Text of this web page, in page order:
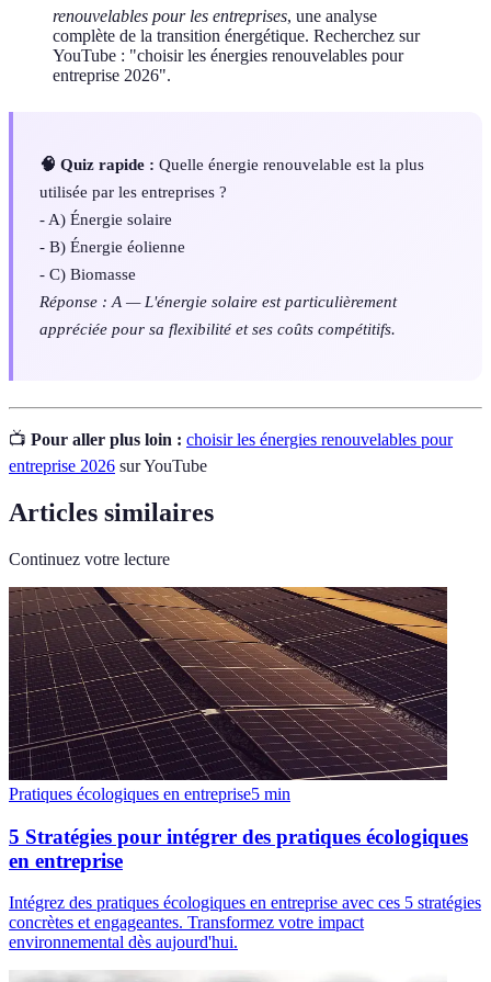
renouvelables pour les entreprises, une analyse
complète de la transition énergétique. Recherchez sur
YouTube : "choisir les énergies renouvelables pour
entreprise 2026".
🧠 Quiz rapide : Quelle énergie renouvelable est la plus
utilisée par les entreprises ?
- A) Énergie solaire
- B) Énergie éolienne
- C) Biomasse
Réponse : A — L'énergie solaire est particulièrement
appréciée pour sa flexibilité et ses coûts compétitifs.
📺 Pour aller plus loin : choisir les énergies renouvelables pour
entreprise 2026 sur YouTube
Articles similaires
Continuez votre lecture
Pratiques écologiques en entreprise5 min
5 Stratégies pour intégrer des pratiques écologiques
en entreprise
Intégrez des pratiques écologiques en entreprise avec ces 5 stratégies
concrètes et engageantes. Transformez votre impact
environnemental dès aujourd'hui.